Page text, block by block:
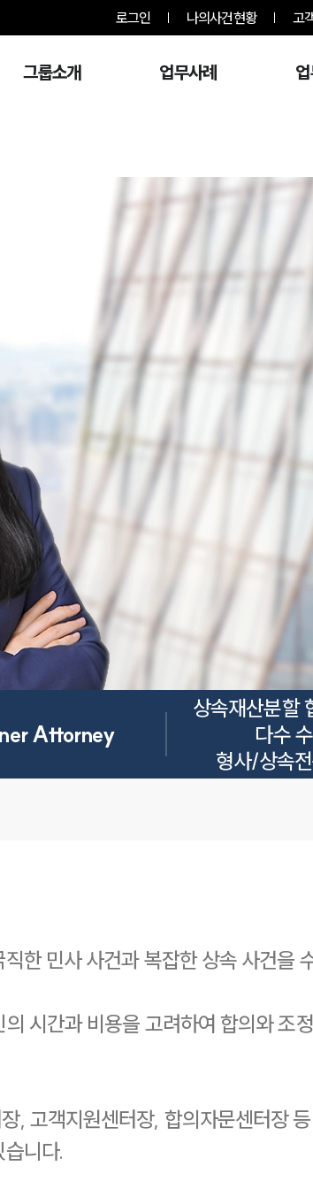
로그인 나의사건현황 고
그룹소개 업무사례
Attorney
상속재산분할
다수
형사/상속
한 민사 사건과 복잡한 상속 사건을
시간과 비용을 고려하여 합의와 조
, 고객지원센터장, 합의자문센터장
니다.